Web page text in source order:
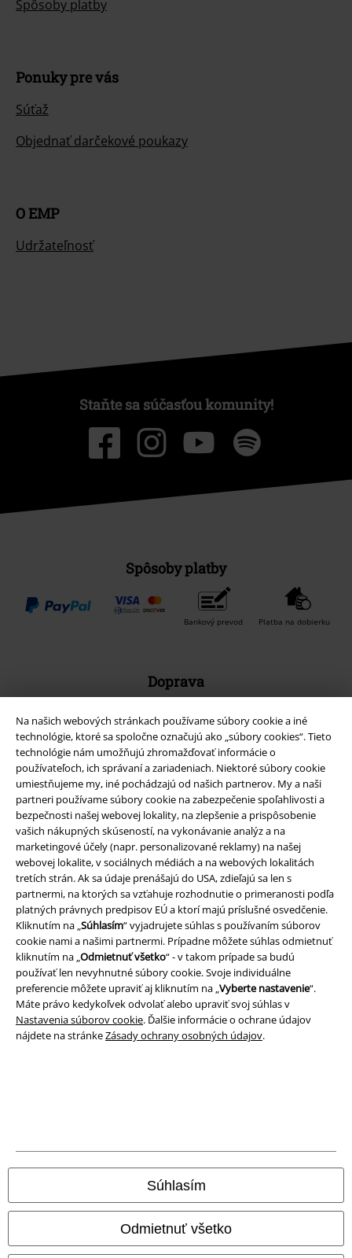
Na našich webových stránkach používame súbory cookie a iné
technológie, ktoré sa spoločne označujú ako „súbory cookies“. Tieto
technológie nám umožňujú zhromažďovať informácie o
používateľoch, ich správaní a zariadeniach. Niektoré súbory cookie
umiestňujeme my, iné pochádzajú od našich partnerov. My a naši
partneri používame súbory cookie na zabezpečenie spoľahlivosti a
bezpečnosti našej webovej lokality, na zlepšenie a prispôsobenie
vašich nákupných skúseností, na vykonávanie analýz a na
marketingové účely (napr. personalizované reklamy) na našej
webovej lokalite, v sociálnych médiách a na webových lokalitách
tretích strán. Ak sa údaje prenášajú do USA, zdieľajú sa len s
partnermi, na ktorých sa vzťahuje rozhodnutie o primeranosti podľa
platných právnych predpisov EÚ a ktorí majú príslušné osvedčenie.
Kliknutím na „Súhlasím“ vyjadrujete súhlas s používaním súborov
cookie nami a našimi partnermi. Prípadne môžete súhlas odmietnuť
kliknutím na „Odmietnuť všetko“ - v takom prípade sa budú
používať len nevyhnutné súbory cookie. Svoje individuálne
preferencie môžete upraviť aj kliknutím na „Vyberte nastavenie“.
Máte právo kedykoľvek odvolať alebo upraviť svoj súhlas v
Nastavenia súborov cookie. Ďalšie informácie o ochrane údajov
nájdete na stránkeZásady ochrany osobných údajov.
Súhlasím
Odmietnuť všetko
Spôsoby platby
Ponuky pre vás
Súťaž
Objednať darčekové poukazy
O EMP
Udržateľnosť
Staňte sa súčasťou komunity!
Spôsoby platby
Bankový prevod Platba na dobierku
Doprava
Nová aplikácia EMP
Stiahnite si novú EMP aplikáciu zdarma a využite všetky nové
funkcie a výhody!
A Warner Music Group Company
Podmienky
Imprint